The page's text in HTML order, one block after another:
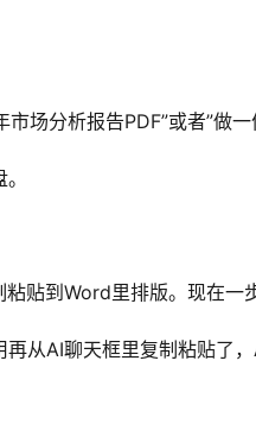
分析报告PDF”或者”做一
贴到Word里排版。现在一
从AI聊天框里复制粘贴了，